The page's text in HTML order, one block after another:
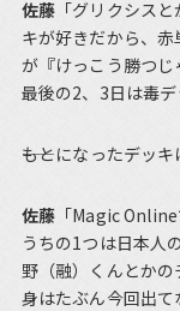
佐藤 「グリクシス
キが好きだから、
が『けっこう勝つじ
最後の2、3日は毒デ
――もとになったデッ
佐藤 「Magic
うちの1つは日本人
野（融）くんとか
身はたぶん今回出て